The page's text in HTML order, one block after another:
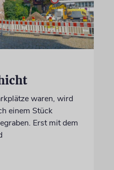
waren, wird
einem Stück
Erst mit dem